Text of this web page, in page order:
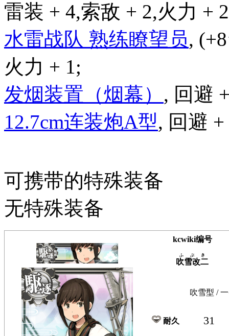
雷装 + 4,索敌 + 2,火力 +
水雷战队 熟练瞭望员,
火力 + 1;
发烟装置（烟幕） , 回避
12.7cm连装炮A型, 回避 +
可携带的特殊装备
无特殊装备
kcwiki编号
吹雪改二
ふぶき
吹雪型 /
耐久 31